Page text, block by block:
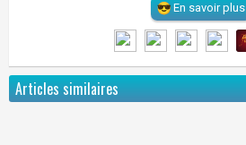
En savoir plus
Articles similaires